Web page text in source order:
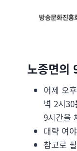
노종면의
어제 오
벽 2시
9시간을
대략 여
참고로